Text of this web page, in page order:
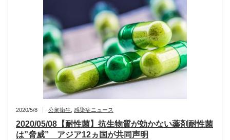
2020/5/8 公衆衛生 感染症ニュース
2020/05/08【耐性菌】抗生物質が効かない薬剤耐性菌
は”脅威” アジア12ヵ国が共同声明